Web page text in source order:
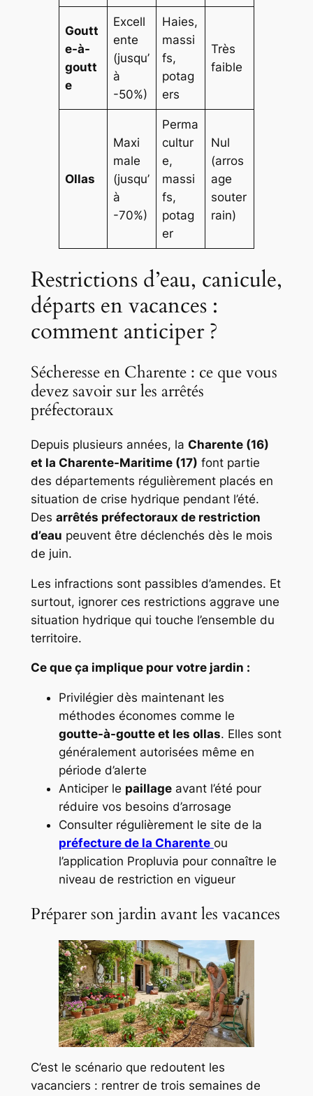
Goutt
e-à-
goutt
e
Excell
ente
(jusqu’
à
-50%)
Haies,
massi
fs,
potag
ers
Très
faible
Ollas
Maxi
male
(jusqu’
à
-70%)
Perma
cultur
e,
massi
fs,
potag
er
Nul
(arros
age
souter
rain)
Restrictions d’eau, canicule,
départs en vacances :
comment anticiper ?
Sécheresse en Charente : ce que vous
devez savoir sur les arrêtés
préfectoraux
Depuis plusieurs années, la Charente (16)
et la Charente-Maritime (17) font partie
des départements régulièrement placés en
situation de crise hydrique pendant l’été.
Des arrêtés préfectoraux de restriction
d’eau peuvent être déclenchés dès le mois
de juin.
Les infractions sont passibles d’amendes. Et
surtout, ignorer ces restrictions aggrave une
situation hydrique qui touche l’ensemble du
territoire.
Ce que ça implique pour votre jardin :
Privilégier dès maintenant les
méthodes économes comme le
goutte-à-goutte et les ollas. Elles sont
généralement autorisées même en
période d’alerte
Anticiper le paillageavant l’été pour
réduire vos besoins d’arrosage
Consulter régulièrement le site de la
préfecture de la Charente ou
l’application Propluvia pour connaître le
niveau de restriction en vigueur
Préparer son jardin avant les vacances
C’est le scénario que redoutent les
vacanciers : rentrer de trois semaines de